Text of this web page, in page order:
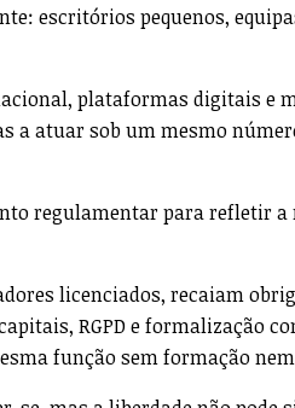
escritórios pequenos,
plataformas digitais e
a atuar sob um mesmo
regulamentar para refletir a
licenciados, recaiam
RGPD e formalização
função sem formação